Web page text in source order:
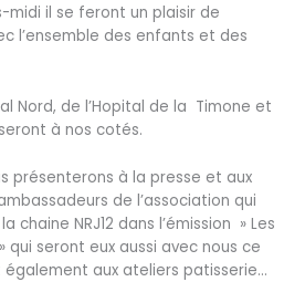
il se feront un plaisir de
l’ensemble des enfants et des
Nord, de l’Hopital de la Timone et
à nos cotés.
présenterons à la presse et aux
de l’association qui
chaine NRJ12 dans l’émission » Les
seront eux aussi avec nous ce
aux ateliers patisserie…